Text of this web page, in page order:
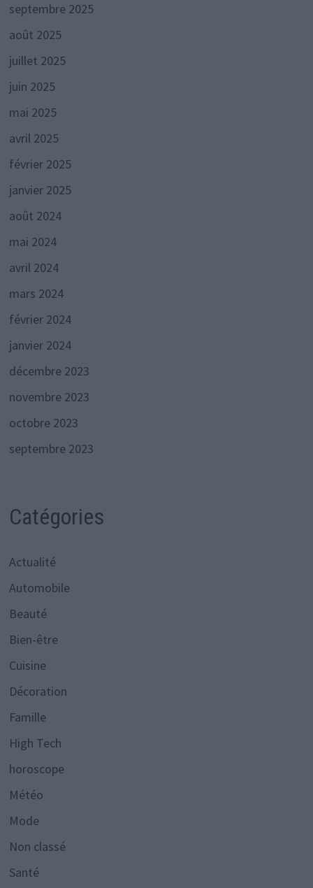
septembre 2025
août 2025
juillet 2025
juin 2025
mai 2025
avril 2025
février 2025
janvier 2025
août 2024
mai 2024
avril 2024
mars 2024
février 2024
janvier 2024
décembre 2023
novembre 2023
octobre 2023
septembre 2023
Catégories
Actualité
Automobile
Beauté
Bien-être
Cuisine
Décoration
Famille
High Tech
horoscope
Météo
Mode
Non classé
Santé